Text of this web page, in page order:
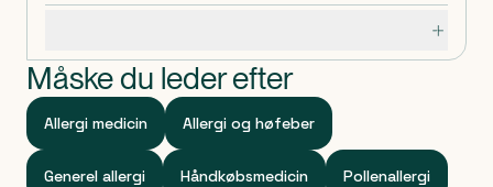
Måske du leder efter
Allergi medicin Allergi og høfeber
Generel allergi Håndkøbsmedicin Pollenallergi